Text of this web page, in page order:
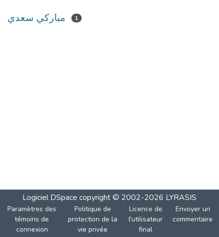
مباركي سعدي 1
Logiciel DSpace copyright © 2002-2026 LYRASIS
Paramètres des
témoins de
connexion
Politique de
protection de la
vie privée
Licence de
l'utilisateur
final
Envoyer un
commentaire